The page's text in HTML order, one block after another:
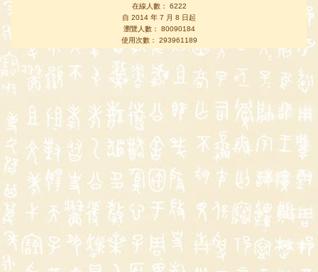
在線人數： 6222
自 2014 年 7 月 8 日起
瀏覽人數： 80090184
使用次數： 293961189